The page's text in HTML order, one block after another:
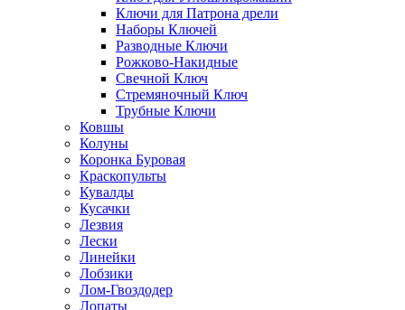
Ключи для Патрона дрели
Наборы Ключей
Разводные Ключи
Рожково-Накидные
Свечной Ключ
Стремяночный Ключ
Трубные Ключи
Ковшы
Колуны
Коронка Буровая
Краскопульты
Кувалды
Кусачки
Лезвия
Лески
Линейки
Лобзики
Лом-Гвоздодер
Лопаты